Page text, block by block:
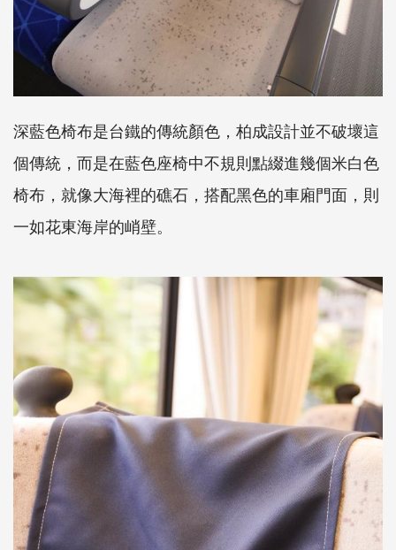
深藍色椅布是台鐵的傳統顏色，柏成設計並不破壞這
個傳統，而是在藍色座椅中不規則點綴進幾個米白色
椅布，就像大海裡的礁石，搭配黑色的車廂門面，則
一如花東海岸的峭壁。